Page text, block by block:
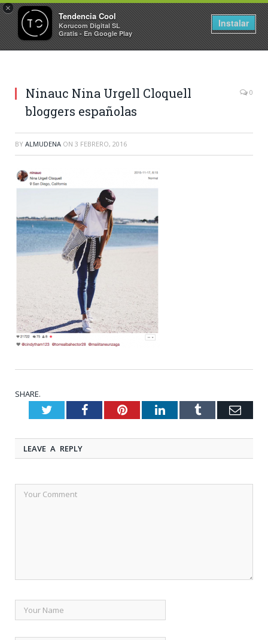
×
Tendencia Cool
Korucom Digital SL
Gratis - En Google Play
Instalar
Ninauc Nina Urgell Cloquell
bloggers españolas
0
BY ALMUDENA ON 3 FEBRERO, 2016
SHARE.
TwitterFacebookPinterestLinkedInTumblr
LEAVE A REPLY